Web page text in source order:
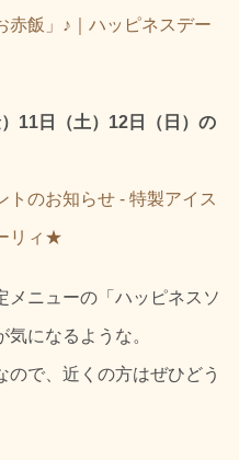
赤飯」♪｜ハッピネスデー
11日（土）12日（日）の
トのお知らせ - 特製アイス
リィ★
メニューの「ハッピネスソ
になるような。
ので、近くの方はぜひどう